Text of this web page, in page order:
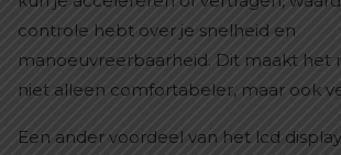
controle hebt over je snelheid en
manoeuvreerbaarheid. Dit maakt het
niet alleen comfortabeler, maar ook
Een ander voordeel van het lcd